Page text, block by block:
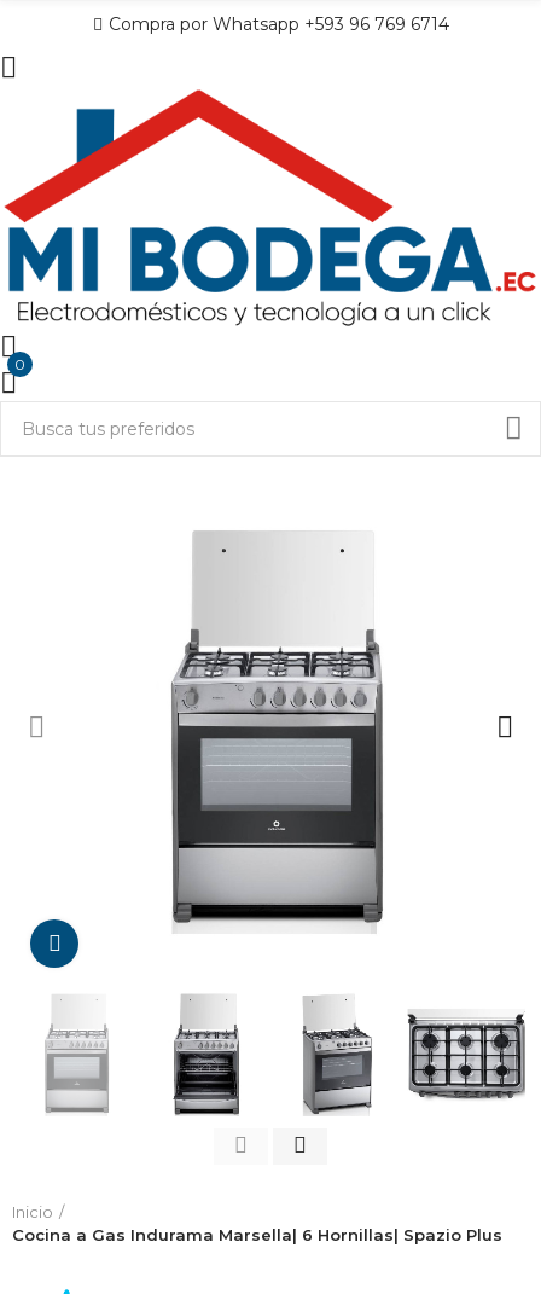
Compra por Whatsapp +593 96 769 6714
0
Inicio
Cocina a Gas Indurama Marsella| 6 Hornillas| Spazio Plus